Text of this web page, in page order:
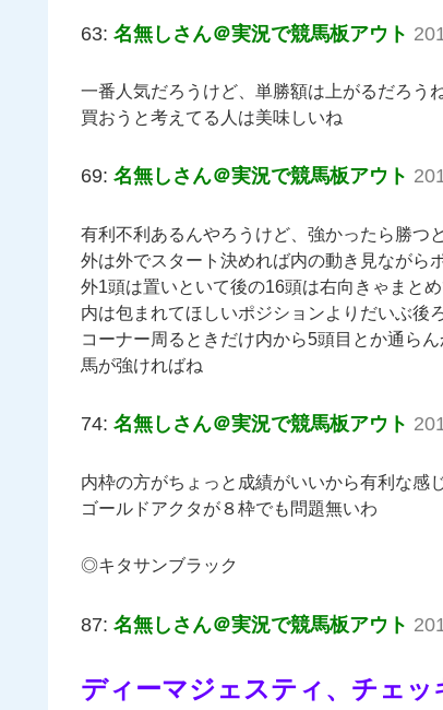
63: 名無しさん＠実況で競馬板アウト
一番人気だろうけど、単勝額は上がるだろう
買おうと考えてる人は美味しいね
69: 名無しさん＠実況で競馬板アウト
有利不利あるんやろうけど、強かったら勝つ
外は外でスタート決めれば内の動き見ながら
外1頭は置いといて後の16頭は右向きゃまと
内は包まれてほしいポジションよりだいぶ後
コーナー周るときだけ内から5頭目とか通ら
馬が強ければね
74: 名無しさん＠実況で競馬板アウト
内枠の方がちょっと成績がいいから有利な感
ゴールドアクタが８枠でも問題無いわ
◎キタサンブラック
87: 名無しさん＠実況で競馬板アウト
ディーマジェスティ、チェ